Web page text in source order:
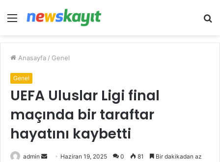
Menü
Anasayfa / Genel
Genel
UEFA Uluslar Ligi final
maçında bir taraftar
hayatını kaybetti
admin
Bir
Haziran 19, 2025 0 81 Bir dakikadan az